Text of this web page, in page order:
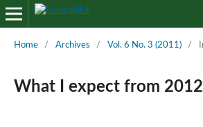
Home / Archives / Vol. 6 No. 3 (2011) /
What I expect from 2012